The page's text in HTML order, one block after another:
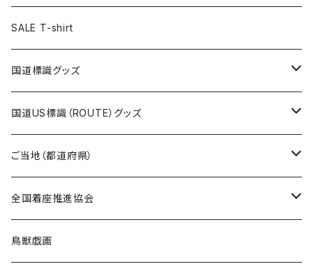
ランチバッグ
エコバッグ
クリアファイル
ステッカー
ホテルキーホルダー
モーテルキーホルダー
トートバッグ
マスク
エコバッグ
千葉ロッテマリーンズコラボ
ステッカー
モーテルキーホルダー
ホテルキーホルダー
トートバッグ
ステッカー
ホテルキーホルダー
キャップ
ステッカー
Tシャツ
ステッカー
ホテルキーホルダー
SALE T-shirt
国道標識グッズ
ステッカー
国道0～99号線
国道100～199号線
Tシャツ
キャップ
国道US標識（ROUTE）グッズ
ステッカー
ROUTE 0～99号線
ROUTE100～199号線
Tシャツ
ROUTE 0～99号線
キャップ
ご当地（都道府県）
北海道
青森県
全国着座推進協会
ステッカー
鳥獣戯画